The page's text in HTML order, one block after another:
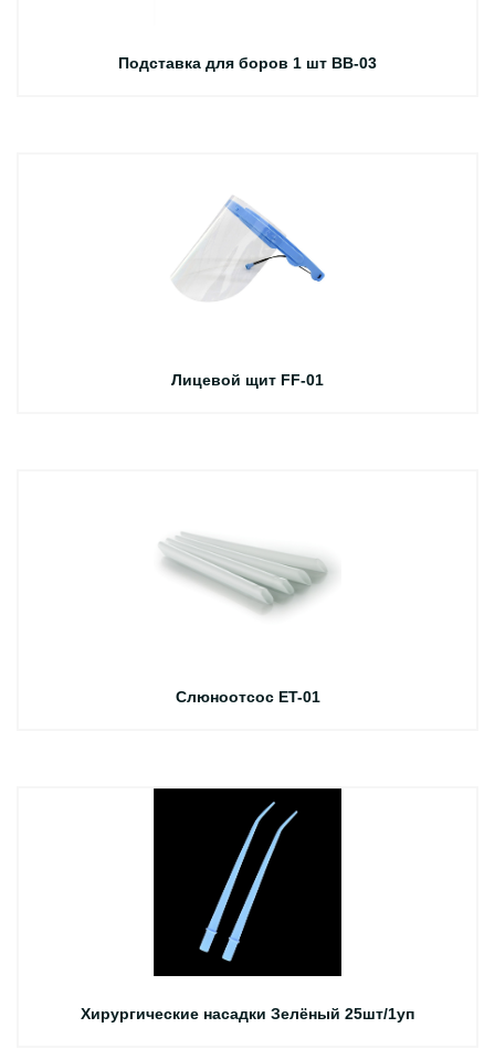
Подставка для боров 1 шт BB-03
Лицевой щит FF-01
Слюноотсос ET-01
Хирургические насадки Зелёный 25шт/1уп